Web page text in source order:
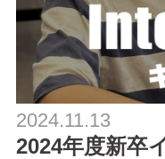
2024.11.13
2024年度新卒